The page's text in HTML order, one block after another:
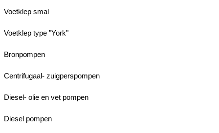
Voetklep smal
Voetklep type "York"
Bronpompen
Centrifugaal- zuigperspompen
Diesel- olie en vet pompen
Diesel pompen